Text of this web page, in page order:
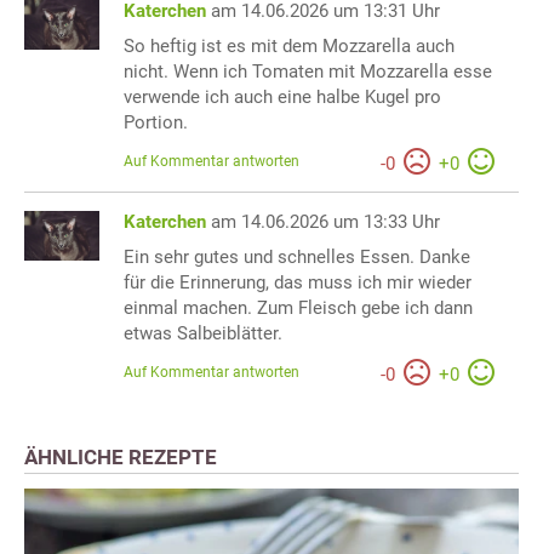
Katerchen am 14.06.2026 um 13:31 Uhr
So heftig ist es mit dem Mozzarella auch
nicht. Wenn ich Tomaten mit Mozzarella esse
verwende ich auch eine halbe Kugel pro
Portion.
-0 +0
Auf Kommentar antworten
Katerchen am 14.06.2026 um 13:33 Uhr
Ein sehr gutes und schnelles Essen. Danke
für die Erinnerung, das muss ich mir wieder
einmal machen. Zum Fleisch gebe ich dann
etwas Salbeiblätter.
-0 +0
Auf Kommentar antworten
ÄHNLICHE REZEPTE